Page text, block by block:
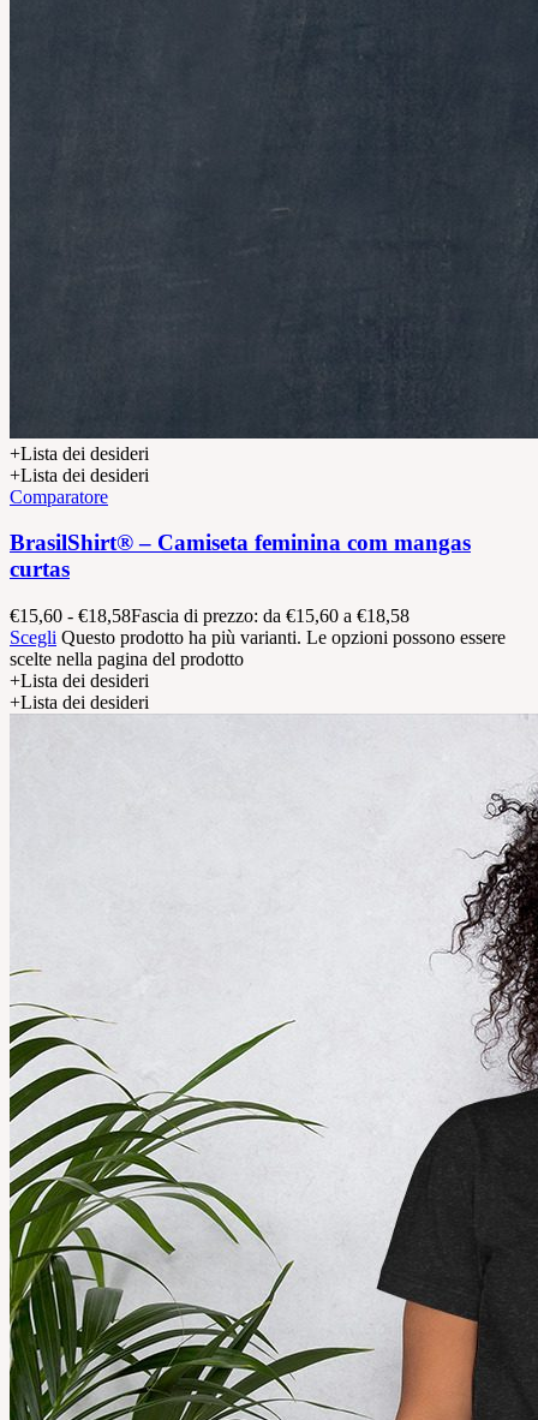
+Lista dei desideri
+Lista dei desideri
Comparatore
BrasilShirt® – Camiseta feminina com mangas
curtas
€15,60 - €18,58Fascia di prezzo: da €15,60 a €18,58
Scegli Questo prodotto ha più varianti. Le opzioni possono essere
scelte nella pagina del prodotto
+Lista dei desideri
+Lista dei desideri